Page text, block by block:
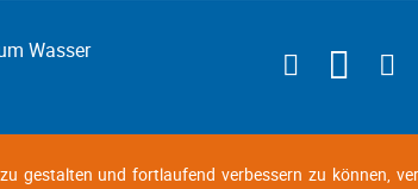
Wasser
gestalten und fortlaufend verbessern zu können,